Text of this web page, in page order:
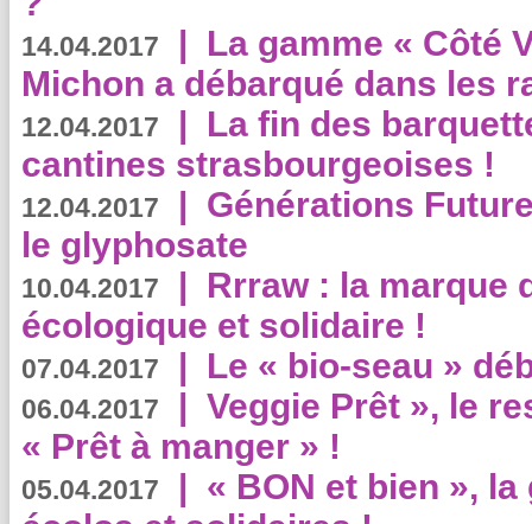
14.04.2017 | La gamme « Côté
Michon a débarqué dans les
12.04.2017 | La fin des
cantines strasbourgeoises !
12.04.2017 | Générations
le glyphosate
10.04.2017 | Rrraw : la marque
écologique et solidaire !
07.04.2017 | Le « bio-seau »
06.04.2017 | Veggie Prêt », le
« Prêt à manger » !
05.04.2017 | « BON et bien »,